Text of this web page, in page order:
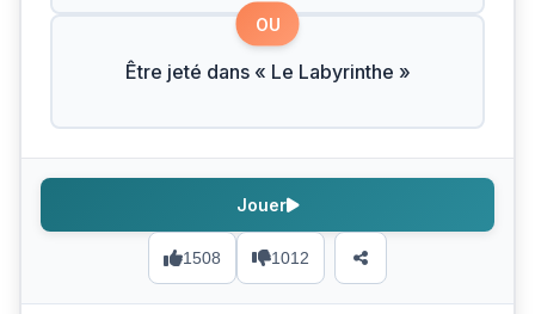
OU
Être jeté dans « Le Labyrinthe »
1508 1012
Jouer